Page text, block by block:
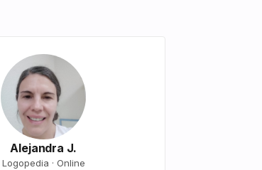
Alejandra J.
Logopedia · Online